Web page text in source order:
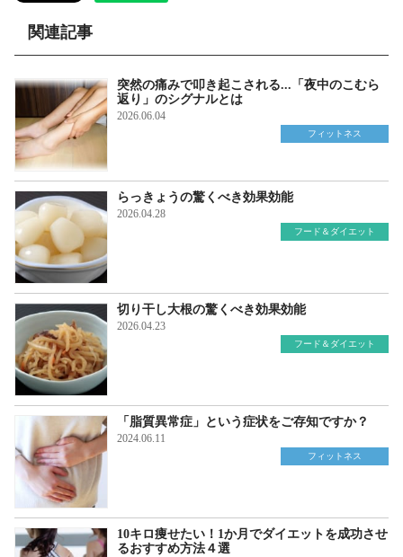
関連記事
突然の痛みで叩き起こされる...「夜中のこむら
返り」のシグナルとは
2026.06.04
フィットネス
らっきょうの驚くべき効果効能
2026.04.28
フード＆ダイエット
切り干し大根の驚くべき効果効能
2026.04.23
フード＆ダイエット
「脂質異常症」という症状をご存知ですか？
2024.06.11
フィットネス
10キロ痩せたい！1か月でダイエットを成功させ
るおすすめ方法４選